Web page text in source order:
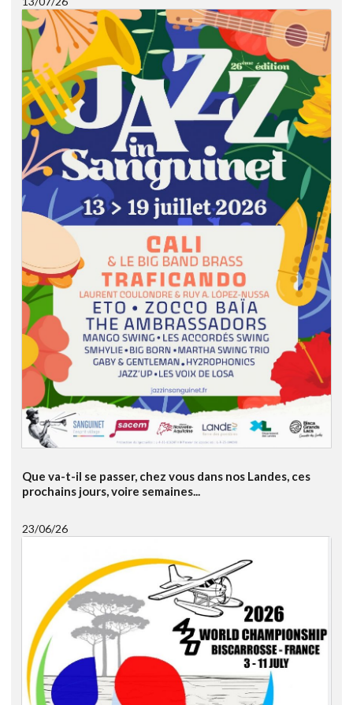
Que va-t-il se passer, chez vous dans nos Landes, ces
prochains jours, voire semaines...
23/06/26